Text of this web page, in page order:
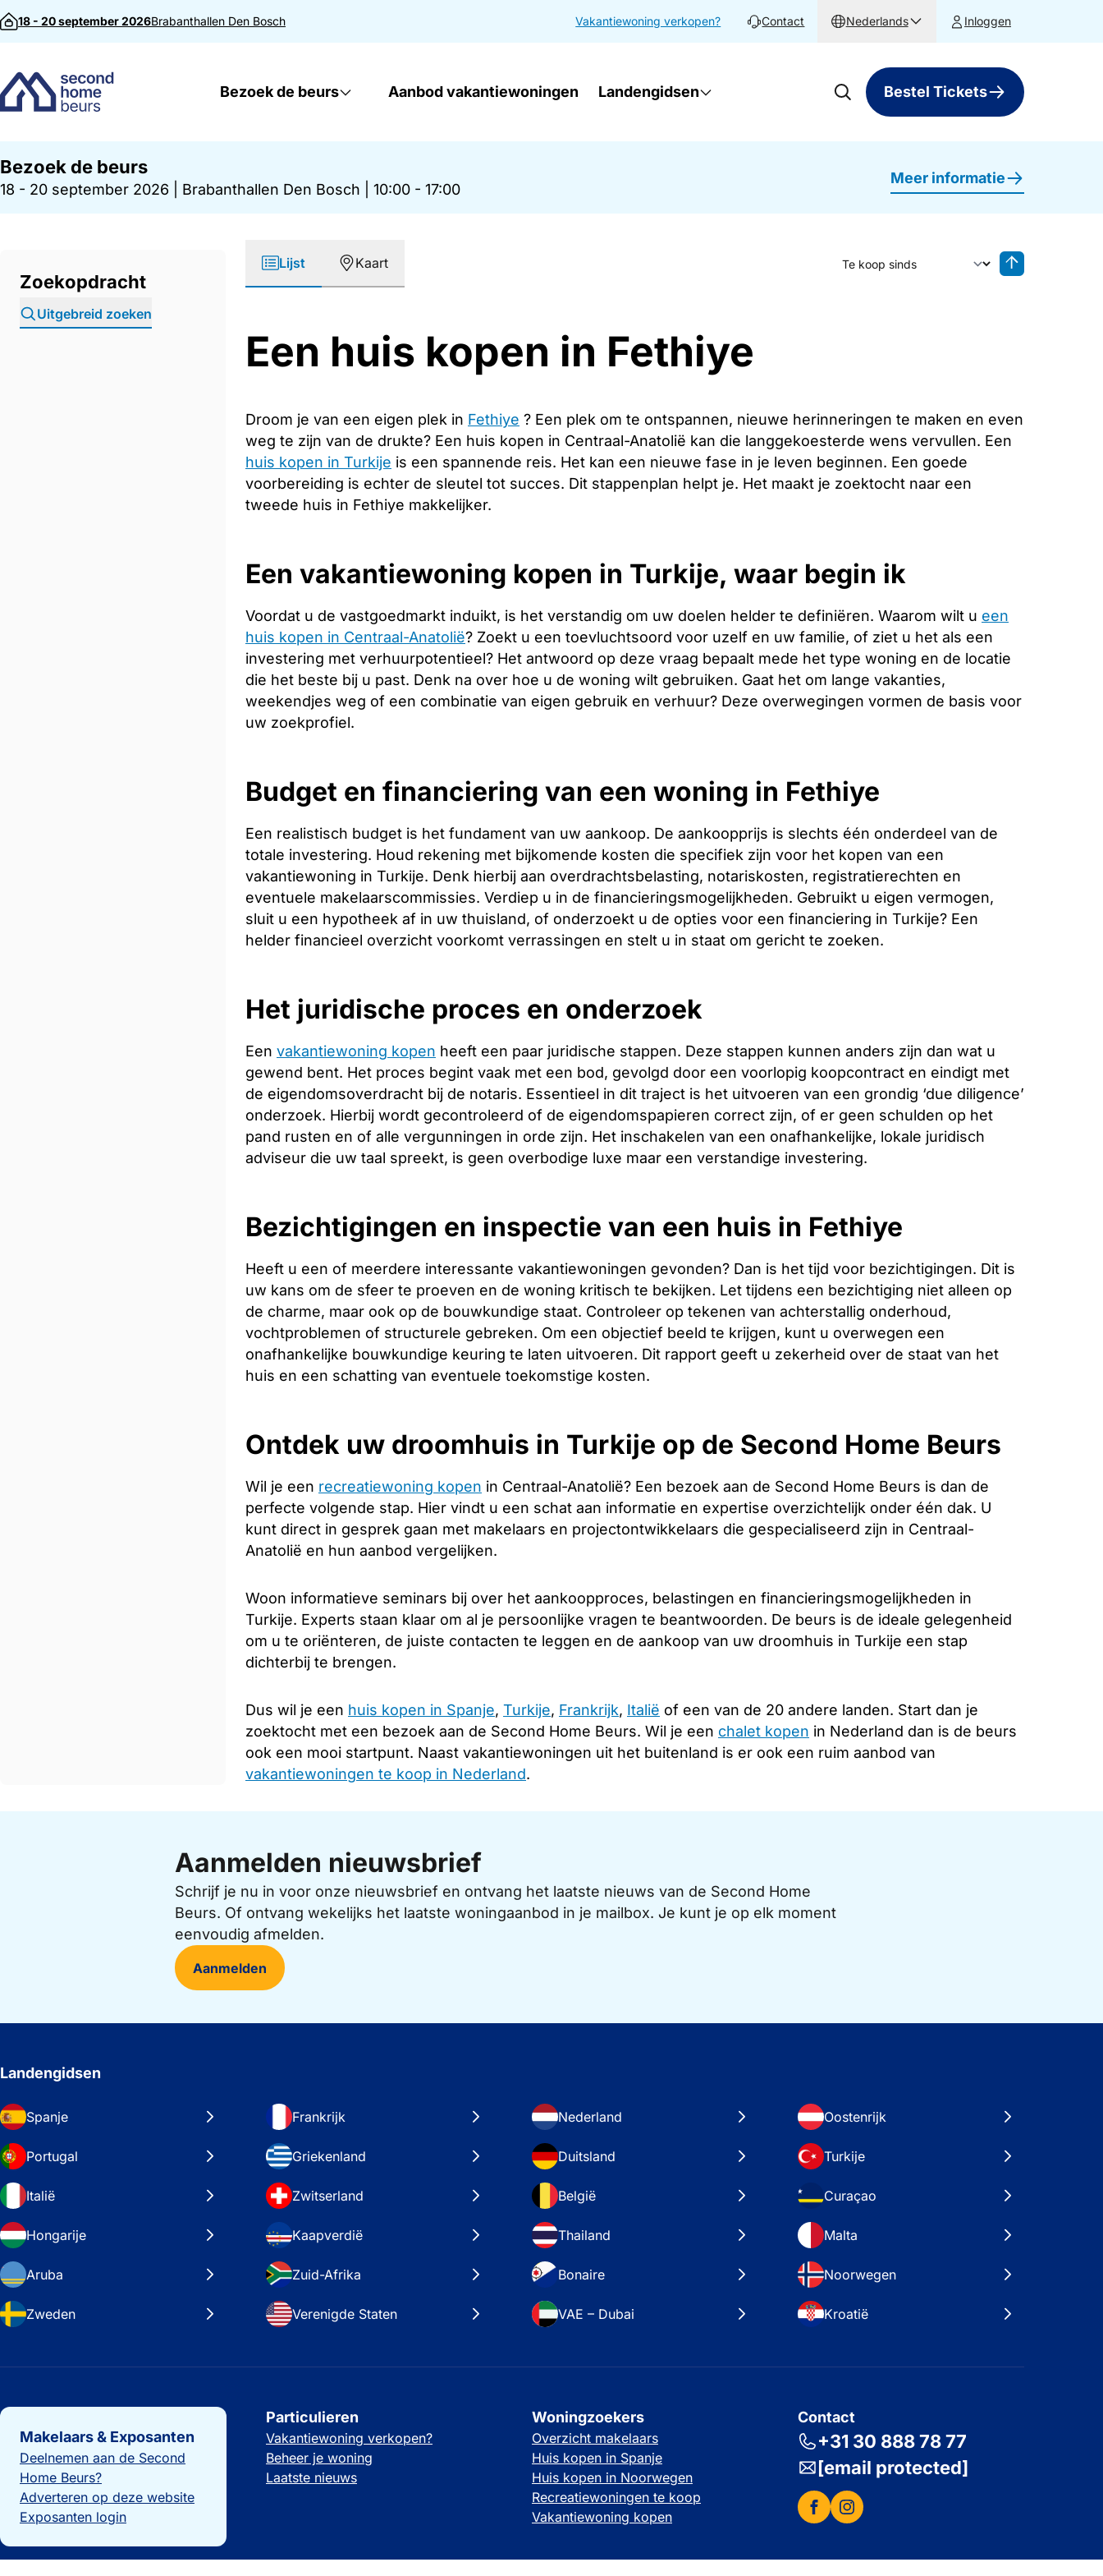
Direct naar inhoud
18 - 20 september 2026Brabanthallen Den Bosch Vakantiewoning verkopen? Contact Nederlands Inloggen
Bezoek de beurs Aanbod vakantiewoningen Landengidsen Bestel Tickets
Bezoek de beurs
18 - 20 september 2026 Brabanthallen Den Bosch 10:00 - 17:00
Meer informatie
Zoekopdracht
Uitgebreid zoeken
Lijst Kaart
Sorteer op
Een huis kopen in Fethiye
Droom je van een eigen plek in Fethiye ? Een plek om te ontspannen, nieuwe herinneringen te maken en even
weg te zijn van de drukte? Een huis kopen in Centraal-Anatolië kan die langgekoesterde wens vervullen. Een
huis kopen in Turkije is een spannende reis. Het kan een nieuwe fase in je leven beginnen. Een goede
voorbereiding is echter de sleutel tot succes. Dit stappenplan helpt je. Het maakt je zoektocht naar een
tweede huis in Fethiye makkelijker.
Een vakantiewoning kopen in Turkije, waar begin ik
Voordat u de vastgoedmarkt induikt, is het verstandig om uw doelen helder te definiëren. Waarom wilt u een
huis kopen in Centraal-Anatolië? Zoekt u een toevluchtsoord voor uzelf en uw familie, of ziet u het als een
investering met verhuurpotentieel? Het antwoord op deze vraag bepaalt mede het type woning en de locatie
die het beste bij u past. Denk na over hoe u de woning wilt gebruiken. Gaat het om lange vakanties,
weekendjes weg of een combinatie van eigen gebruik en verhuur? Deze overwegingen vormen de basis voor
uw zoekprofiel.
Budget en financiering van een woning in Fethiye
Een realistisch budget is het fundament van uw aankoop. De aankoopprijs is slechts één onderdeel van de
totale investering. Houd rekening met bijkomende kosten die specifiek zijn voor het kopen van een
vakantiewoning in Turkije. Denk hierbij aan overdrachtsbelasting, notariskosten, registratierechten en
eventuele makelaarscommissies. Verdiep u in de financieringsmogelijkheden. Gebruikt u eigen vermogen,
sluit u een hypotheek af in uw thuisland, of onderzoekt u de opties voor een financiering in Turkije? Een
helder financieel overzicht voorkomt verrassingen en stelt u in staat om gericht te zoeken.
Het juridische proces en onderzoek
Een vakantiewoning kopen heeft een paar juridische stappen. Deze stappen kunnen anders zijn dan wat u
gewend bent. Het proces begint vaak met een bod, gevolgd door een voorlopig koopcontract en eindigt met
de eigendomsoverdracht bij de notaris. Essentieel in dit traject is het uitvoeren van een grondig ‘due diligence’
onderzoek. Hierbij wordt gecontroleerd of de eigendomspapieren correct zijn, of er geen schulden op het
pand rusten en of alle vergunningen in orde zijn. Het inschakelen van een onafhankelijke, lokale juridisch
adviseur die uw taal spreekt, is geen overbodige luxe maar een verstandige investering.
Bezichtigingen en inspectie van een huis in Fethiye
Heeft u een of meerdere interessante vakantiewoningen gevonden? Dan is het tijd voor bezichtigingen. Dit is
uw kans om de sfeer te proeven en de woning kritisch te bekijken. Let tijdens een bezichtiging niet alleen op
de charme, maar ook op de bouwkundige staat. Controleer op tekenen van achterstallig onderhoud,
vochtproblemen of structurele gebreken. Om een objectief beeld te krijgen, kunt u overwegen een
onafhankelijke bouwkundige keuring te laten uitvoeren. Dit rapport geeft u zekerheid over de staat van het
huis en een schatting van eventuele toekomstige kosten.
Ontdek uw droomhuis in Turkije op de Second Home Beurs
Wil je een recreatiewoning kopen in Centraal-Anatolië? Een bezoek aan de Second Home Beurs is dan de
perfecte volgende stap. Hier vindt u een schat aan informatie en expertise overzichtelijk onder één dak. U
kunt direct in gesprek gaan met makelaars en projectontwikkelaars die gespecialiseerd zijn in Centraal-
Anatolië en hun aanbod vergelijken.
Woon informatieve seminars bij over het aankoopproces, belastingen en financieringsmogelijkheden in
Turkije. Experts staan klaar om al je persoonlijke vragen te beantwoorden. De beurs is de ideale gelegenheid
om u te oriënteren, de juiste contacten te leggen en de aankoop van uw droomhuis in Turkije een stap
dichterbij te brengen.
Dus wil je een huis kopen in Spanje, Turkije, Frankrijk, Italië of een van de 20 andere landen. Start dan je
zoektocht met een bezoek aan de Second Home Beurs. Wil je een chalet kopen in Nederland dan is de beurs
ook een mooi startpunt. Naast vakantiewoningen uit het buitenland is er ook een ruim aanbod van
vakantiewoningen te koop in Nederland.
Aanmelden nieuwsbrief
Schrijf je nu in voor onze nieuwsbrief en ontvang het laatste nieuws van de Second Home
Beurs. Of ontvang wekelijks het laatste woningaanbod in je mailbox. Je kunt je op elk moment
eenvoudig afmelden.
Aanmelden
Landengidsen
Spanje Frankrijk Nederland Oostenrijk
Portugal Griekenland Duitsland Turkije
Italië Zwitserland België Curaçao
Hongarije Kaapverdië Thailand Malta
Aruba Zuid-Afrika Bonaire Noorwegen
Zweden Verenigde Staten VAE – Dubai Kroatië
Belangrijke links
Makelaars & Exposanten
Deelnemen aan de Second
Home Beurs?
Adverteren op deze website
Exposanten login
Particulieren
Vakantiewoning verkopen?
Beheer je woning
Laatste nieuws
Woningzoekers
Overzicht makelaars
Huis kopen in Spanje
Huis kopen in Noorwegen
Recreatiewoningen te koop
Vakantiewoning kopen
Contact
+31 30 888 78 77
[email protected]